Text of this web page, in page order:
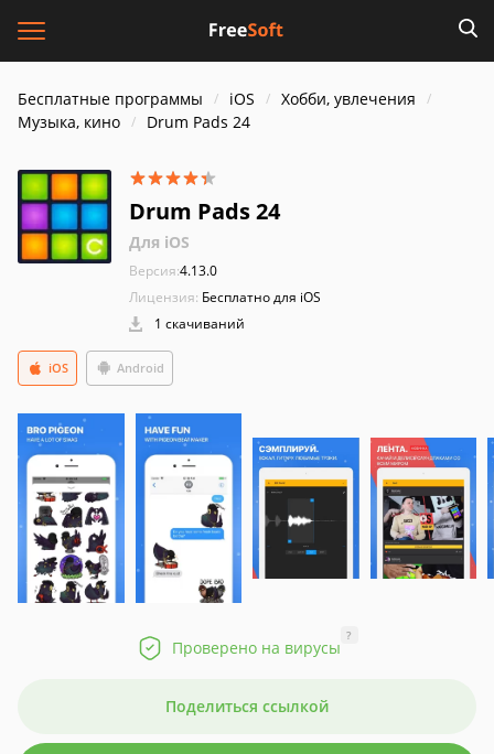
Бесплатные программы iOS
Хобби, увлечения
Музыка, кино
Drum Pads 24
Drum Pads 24
Для iOS
Версия:4.13.0
Лицензия: Бесплатно для iOS
1 скачиваний
Android
iOS
Проверено на вирусы
?
Поделиться ссылкой